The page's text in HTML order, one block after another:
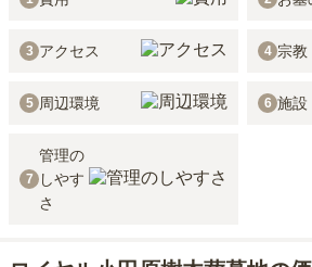
3 アクセス 4 宗教
5 周辺環境 6 施設
7
管理の
しやす
さ